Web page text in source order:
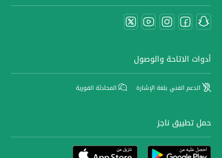
أدوات الاتاحة والوصول
الدعم الفني بلغة الإشارة المحادثة الفورية
حمل تطبيق ناجز